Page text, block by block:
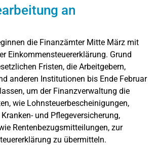
an
die Finanzämter Mitte März mit
Einkommensteuererklärung. Grund
Fristen, die Arbeitgebern,
anderen Institutionen bis Ende Februar
um der Finanzverwaltung die
wie Lohnsteuerbescheinigungen,
und Pflegeversicherung,
Rentenbezugsmitteilungen, zur
zu übermitteln.